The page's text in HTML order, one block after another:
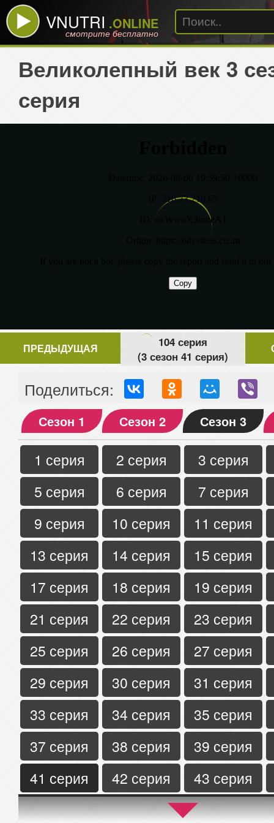
VNUTRI .ONLINE
смотрите бесплатно
Великолепный век 3
серия
ПРЕДЫДУЩАЯ
104 серия
(3 сезон 41 серия)
Поделиться:
Сезон 1 Сезон 2 Сезон 3
1 серия 2 серия
3 серия
5 серия
6 серия
7 серия
9 серия
10 серия
11 серия
13 серия
14 серия
15 серия
17 серия
18 серия
19 серия
21 серия
22 серия
23 серия
25 серия
26 серия
27 серия
29 серия
30 серия
31 серия
33 серия
34 серия
35 серия
37 серия
38 серия
39 серия
41 серия
42 серия
43 серия
45 серия
46 серия